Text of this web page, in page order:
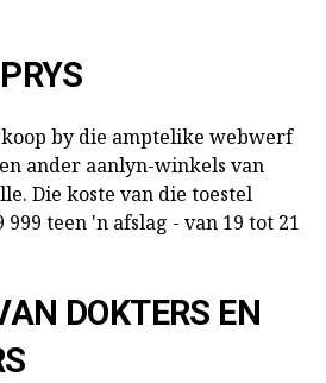
by die amptelike webwerf
ander aanlyn-winkels van
Die koste van die toestel
999 teen 'n afslag - van 19 tot 21
DOKTERS EN